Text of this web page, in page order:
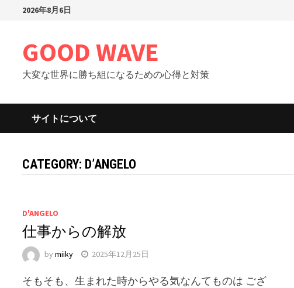
2026年8月6日
GOOD WAVE
大変な世界に勝ち組になるための心得と対策
サイトについて
CATEGORY: D’ANGELO
D'ANGELO
仕事からの解放
bymiiky 2025年12月25日
そもそも、生まれた時からやる気なんてものは ござ